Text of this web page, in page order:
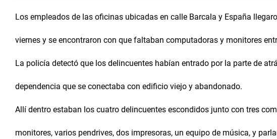
Los empleados de las oficinas ubicadas en calle Barcala y España
viernes y se encontraron con que faltaban computadoras y monitores
La policía detectó que los delincuentes habían entrado por la parte de
dependencia que se conectaba con edificio viejo y abandonado.
Allí dentro estaban los cuatro delincuentes escondidos junto con tres
monitores, varios pendrives, dos impresoras, un equipo de música, y